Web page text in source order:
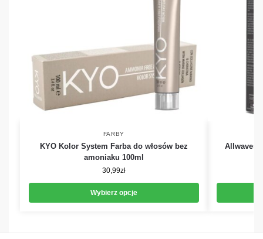
FARBY
KYO Kolor System Farba do włosów bez
amoniaku 100ml
30,99zł
Wybierz opcje
Allwaves